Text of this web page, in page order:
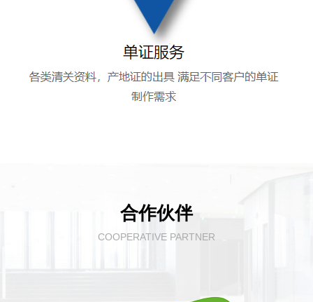
合作伙伴
COOPERATIVE PARTNER